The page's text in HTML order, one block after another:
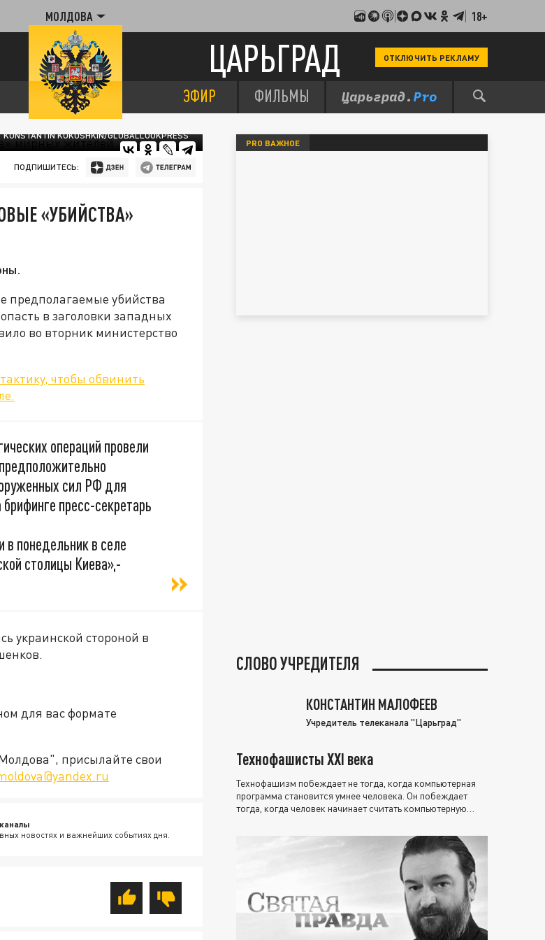
МОЛДОВА 18+
ЦАРЬГРАД ОТКЛЮЧИТЬ РЕКЛАМУ
ЭФИР ФИЛЬМЫ
KONSTANTIN KOKOSHKIN/GLOBALLOOKPRESS
ПОДПИШИТЕСЬ:
«УБИЙСТВА»
предполагаемые убийства
в заголовки западных
во вторник министерство
чтобы обвинить
операций провели
сил РФ для
пресс-секретарь
понедельник в селе
столицы Киева»,-
украинской стороной в
для вас формате
присылайте свои
новостях и важнейших событиях дня.
PRO ВАЖНОЕ
СЛОВО УЧРЕДИТЕЛЯ
КОНСТАНТИН МАЛОФЕЕВ
Учредитель телеканала "Царьград"
Технофашисты XXI века
Технофашизм побеждает не тогда, когда компьютерная
программа становится умнее человека. Он побеждает
тогда, когда человек начинает считать компьютерную